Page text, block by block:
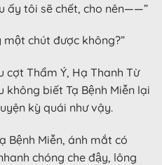
ấy tôi sẽ chết, cho nên——”
một chút được không?”
Thẩm Ý, Hạ Thanh Từ
không biết Tạ Bệnh Miễn lại
kỳ ​​quái như vậy.
Bệnh Miễn, ánh mắt có
chóng che đậy, lông